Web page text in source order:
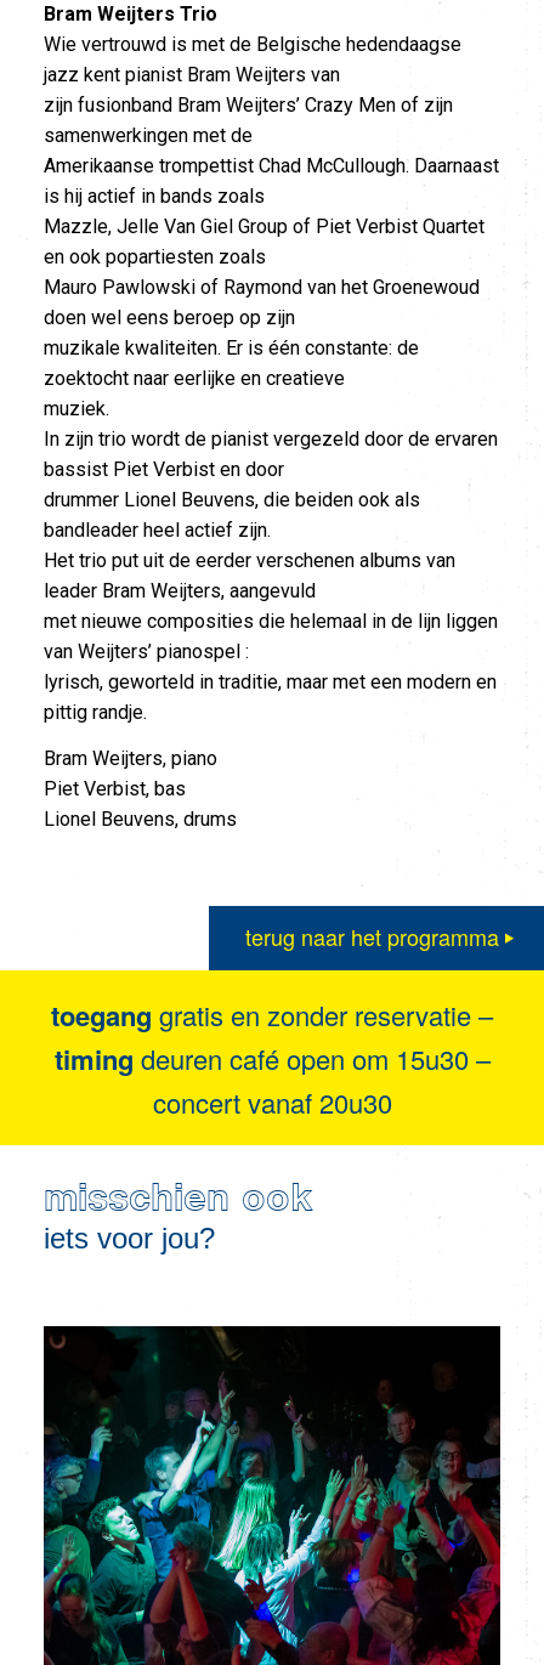
Bram Weijters Trio
Wie vertrouwd is met de Belgische hedendaagse
jazz kent pianist Bram Weijters van
zijn fusionband Bram Weijters’ Crazy Men of zijn
samenwerkingen met de
Amerikaanse trompettist Chad McCullough. Daarnaast
is hij actief in bands zoals
Mazzle, Jelle Van Giel Group of Piet Verbist Quartet
en ook popartiesten zoals
Mauro Pawlowski of Raymond van het Groenewoud
doen wel eens beroep op zijn
muzikale kwaliteiten. Er is één constante: de
zoektocht naar eerlijke en creatieve
muziek.
In zijn trio wordt de pianist vergezeld door de ervaren
bassist Piet Verbist en door
drummer Lionel Beuvens, die beiden ook als
bandleader heel actief zijn.
Het trio put uit de eerder verschenen albums van
leader Bram Weijters, aangevuld
met nieuwe composities die helemaal in de lijn liggen
van Weijters’ pianospel :
lyrisch, geworteld in traditie, maar met een modern en
pittig randje.
Bram Weijters, piano
Piet Verbist, bas
Lionel Beuvens, drums
terug naar het programma
toegang gratis en zonder reservatie –
timing deuren café open om 15u30 –
concert vanaf 20u30
misschien ook
iets voor jou?